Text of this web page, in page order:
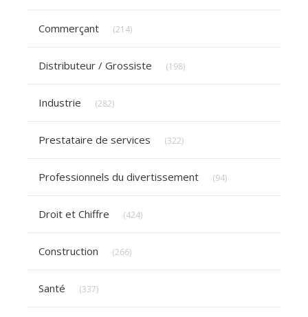
Commerçant (214)
Distributeur / Grossiste (198)
Industrie (282)
Prestataire de services (322)
Professionnels du divertissement (94)
Droit et Chiffre (424)
Construction (266)
Santé (337)